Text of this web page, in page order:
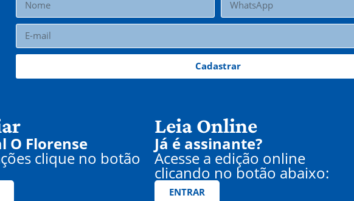
Cadastrar
O Florense
clique no botão
Leia Online
Já é assinante?
Acesse a edição online
clicando no botão abaixo:
ENTRAR